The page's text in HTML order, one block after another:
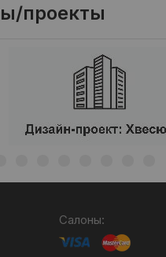
проекты
Салоны: